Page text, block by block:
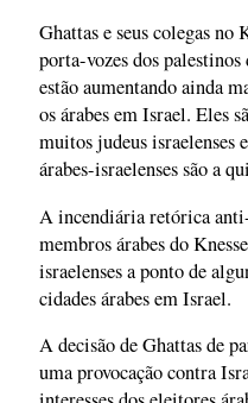
Ghattas e seus colegas no
porta-vozes dos
estão aumentando ainda
os árabes em Israel. Eles
muitos judeus israelenses
árabes-israelenses são a
A incendiária retórica
membros árabes do
israelenses a ponto de
cidades árabes em Israel.
A decisão de Ghattas de
uma provocação contra